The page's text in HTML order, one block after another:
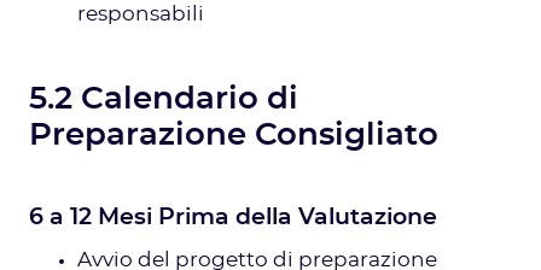
responsabili
5.2 Calendario di
Preparazione Consigliato
6 a 12 Mesi Prima della Valutazione
Avvio del progetto di preparazione